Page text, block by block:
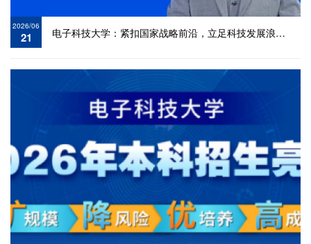
2026/06
21 电子科技大学：紧扣国家战略前沿，立足科技发展浪潮，电